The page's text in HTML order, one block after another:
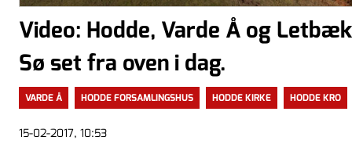
Video: Hodde, Varde Å og Letbæk
Sø set fra oven i dag.
VARDE Å HODDE FORSAMLINGSHUS HODDE KIRKE HODDE KRO
15-02-2017, 10:53